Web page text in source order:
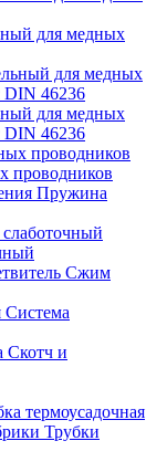
для медных
для медных
DIN 46236
проводников
Пружина
слаботочный
Сжим
Система
Скотч и
термоусадочная
Трубки